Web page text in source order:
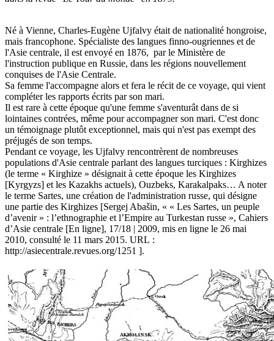
Né à Vienne, Charles-Eugène Ujfalvy était de nationalité hongroise,
mais francophone. Spécialiste des langues finno-ougriennes et de
l'Asie centrale, il est envoyé en 1876, par le Ministère de
l'instruction publique en Russie, dans les régions nouvellement
conquises de l'Asie Centrale.
Sa femme l'accompagne alors et fera le récit de ce voyage, qui vient
compléter les rapports écrits par son mari.
Il est rare à cette époque qu'une femme s'aventurât dans de si
lointaines contrées, même pour accompagner son mari. C'est donc
un témoignage plutôt exceptionnel, mais qui n'est pas exempt des
préjugés de son temps.
Pendant ce voyage, les Ujfalvy rencontrèrent de nombreuses
populations d'Asie centrale parlant des langues turciques : Kirghizes
(le terme « Kirghize » désignait à cette époque les Kirghizes
[Kyrgyzs] et les Kazakhs actuels), Ouzbeks, Karakalpaks… A noter
le terme Sartes, une création de l'administration russe, qui désigne
une partie des Kirghizes [Sergej Abašin, « « Les Sartes, un peuple
d’avenir » : l’ethnographie et l’Empire au Turkestan russe », Cahiers
d’Asie centrale [En ligne], 17/18 | 2009, mis en ligne le 26 mai
2010, consulté le 11 mars 2015. URL :
http://asiecentrale.revues.org/1251 ].